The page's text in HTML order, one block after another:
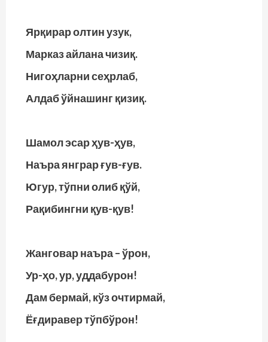
Ярқирар олтин узук,
Марказ айлана чизиқ.
Нигоҳларни сеҳрлаб,
Алдаб ўйнашинг қизиқ.
Шамол эсар ҳув-ҳув,
Наъра янграр ғув-ғув.
Югур, тўпни олиб қўй,
Рақибингни қув-қув!
Жанговар наъра – ўрон,
Ур-ҳо, ур, уддабурон!
Дам бермай, кўз очтирмай,
Ёғдиравер тўпбўрон!